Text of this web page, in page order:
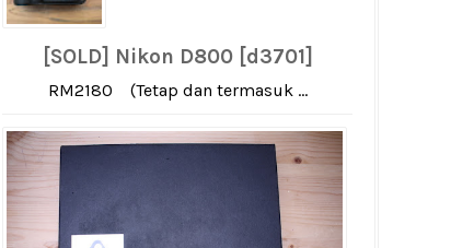
[SOLD] Nikon D800 [d3701]
RM2180 (Tetap dan termasuk ...